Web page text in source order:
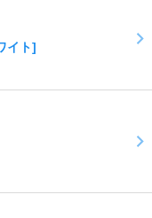
イト]